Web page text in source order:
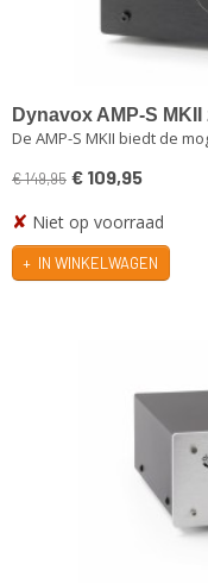
Dynavox AMP-S
versterkers op 1 set
De AMP-S MKII biedt de
€ 149,95 € 109,95
✘ Niet op voorraad
IN WINKELWAGEN